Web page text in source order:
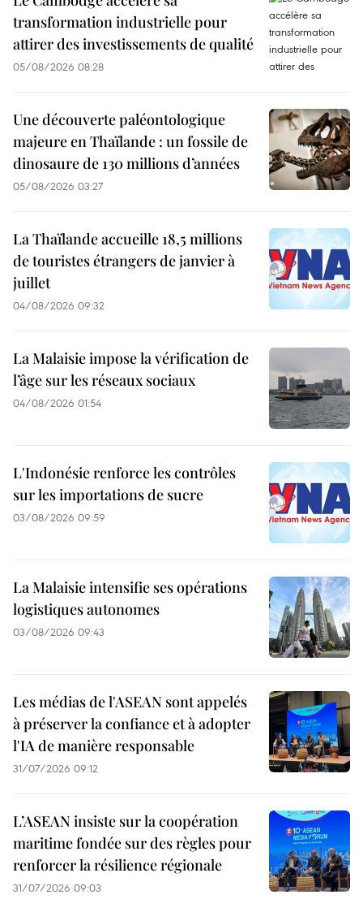
transformation industrielle pour
attirer des investissements de qualité
05/08/2026 08:28
Une découverte paléontologique
majeure en Thaïlande : un fossile de
dinosaure de 130 millions d’années
05/08/2026 03:27
La Thaïlande accueille 18,5 millions
de touristes étrangers de janvier à
juillet
04/08/2026 09:32
La Malaisie impose la vérification de
l’âge sur les réseaux sociaux
04/08/2026 01:54
L'Indonésie renforce les contrôles
sur les importations de sucre
03/08/2026 09:59
La Malaisie intensifie ses opérations
logistiques autonomes
03/08/2026 09:43
Les médias de l'ASEAN sont appelés
à préserver la confiance et à adopter
l'IA de manière responsable
31/07/2026 09:12
L’ASEAN insiste sur la coopération
maritime fondée sur des règles pour
renforcer la résilience régionale
31/07/2026 09:03